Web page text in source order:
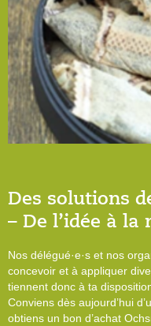
Des solutions
– De l’idée à
Nos délégué·e·s et nos
concevoir et à appliquer
tiennent donc à ta
Conviens dès aujourd’hui
obtiens un bon d’achat